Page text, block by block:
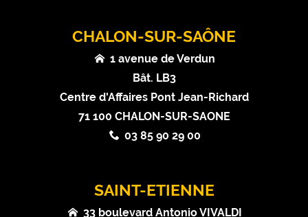
CHALON-SUR-SAÔNE
1 avenue de Verdun
Bât. LB3
Centre d'Affaires Pont Jean-Richard
71 100 CHALON-SUR-SAONE
03 85 90 29 00
SAINT-ETIENNE
33 boulevard Antonio VIVALDI